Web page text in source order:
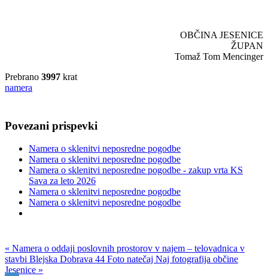
OBČINA JESENICE
ŽUPAN
Tomaž Tom Mencinger
Prebrano 3997 krat
namera
Povezani prispevki
Namera o sklenitvi neposredne pogodbe
Namera o sklenitvi neposredne pogodbe
Namera o sklenitvi neposredne pogodbe - zakup vrta KS
Sava za leto 2026
Namera o sklenitvi neposredne pogodbe
Namera o sklenitvi neposredne pogodbe
« Namera o oddaji poslovnih prostorov v najem – telovadnica v
stavbi Blejska Dobrava 44 Foto natečaj Naj fotografija občine
Jesenice »